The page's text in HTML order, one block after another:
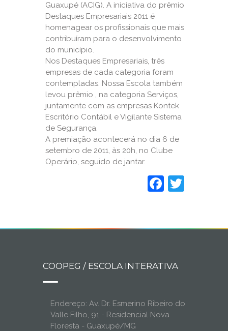
Guaxupé (ACIG). A iniciativa do prêmio
Destaques Empresariais 2011 é
homenagear os profissionais que mais
contribuíram para o desenvolvimento
do município.
Nos Destaques Empresariais, três
empresas de cada categoria foram
contempladas. Nossa Escola também
levou prêmio , na categoria Serviços,
juntamente com as empresas Kontek
Escritório Contábil e Vigilante Sistema
de Segurança.
A premiação acontecerá no dia 6 de
setembro de 2011, às 20h, no Clube
Operário, seguido de jantar.
COOPEG / ESCOLA INTERATIVA
Endereço: Av. Dr. Esmerino Ribeiro do
Valle Filho, 91 - Residencial Nova
Floresta - Guaxupé/MG